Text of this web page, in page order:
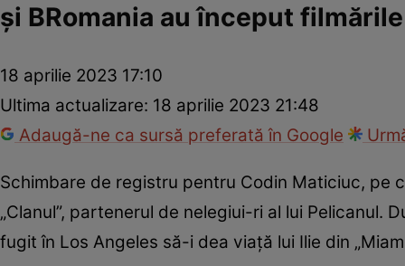
și BRomania au început
18 aprilie 2023 17:10
Ultima actualizare: 18 aprilie 2023 21:48
Adaugă-ne ca sursă preferată în Google
Schimbare de registru pentru Codin Maticiuc, pe
„Clanul”, partenerul de nelegiui-ri al lui Pelicanul.
fugit în Los Angeles să-i dea viaţă lui Ilie din